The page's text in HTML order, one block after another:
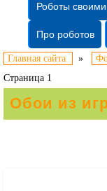
Роботы
Про роботов
Главная сайта »
Страница 1
Обои из